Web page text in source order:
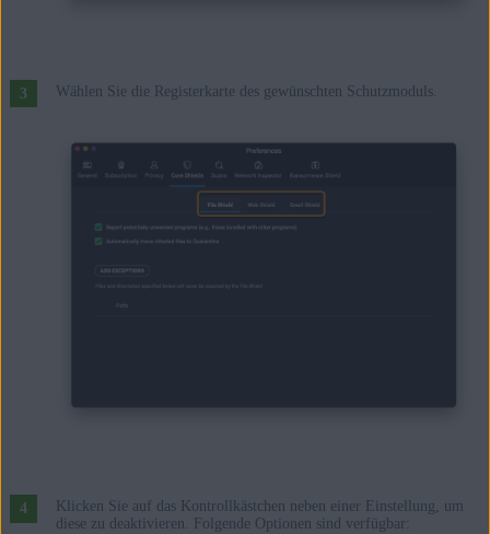
Wählen Sie die Registerkarte des gewünschten Schutzmoduls.
Klicken Sie auf das Kontrollkästchen neben einer Einstellung, um
diese zu deaktivieren. Folgende Optionen sind verfügbar: